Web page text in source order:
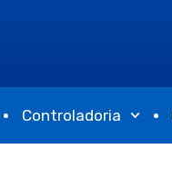
Controladoria